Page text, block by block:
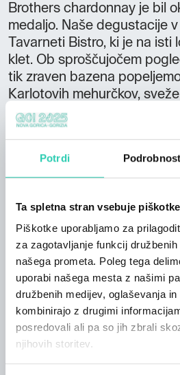
Potrdi
Ta spletna stran vsebuje piškotke
Piškotke uporabljamo za
za zagotavljanje funkcij
našega prometa. Poleg tega
uporabi našega mesta z našimi
družbenih medijev, oglaševanja
kombinirajo z drugimi
posredovali ali pa so jih zbrali
njihovih storitev.
Brothers chardonnay je bil
medaljo. Naše degustacije
Tavarneti Bistro, ki je na isti
klet. Ob sproščujočem
tik zraven bazena
Karlotovih mehurčkov,
Wine Brothers linijo, vse do
Ponujamo 3 različne
spremljavi domačih suhih
Degustacija vin po
KAPACITETE ZA
oseb Zunaj: 20 oseb
Primerno za rojstnodnevne
in dekliščine in poročna
avtobusom in avtodome